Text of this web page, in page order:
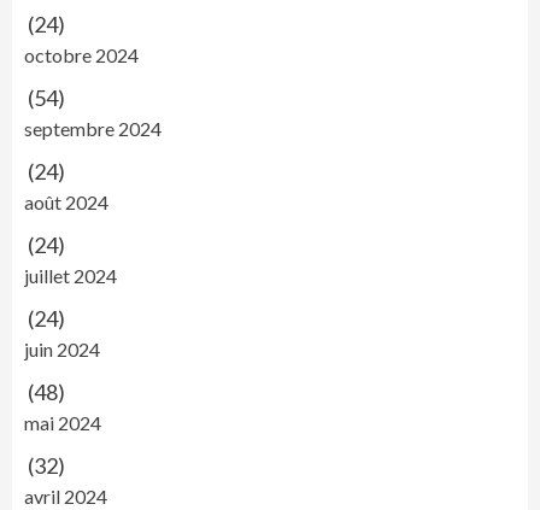
(24)
octobre 2024
(54)
septembre 2024
(24)
août 2024
(24)
juillet 2024
(24)
juin 2024
(48)
mai 2024
(32)
avril 2024